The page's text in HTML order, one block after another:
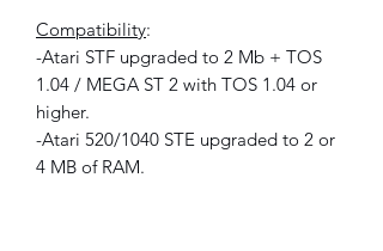
Compatibility:
-Atari STF upgraded to 2 Mb + TOS
1.04 / MEGA ST 2 with TOS 1.04 or
higher.
-Atari 520/1040 STE upgraded to 2 or
4 MB of RAM.